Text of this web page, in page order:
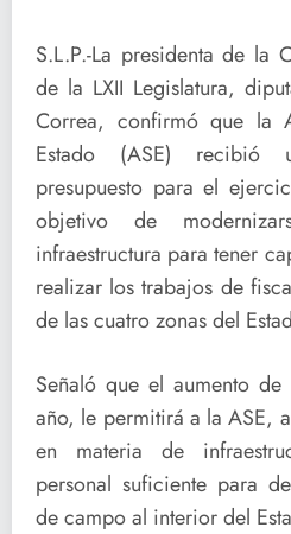
S.L.P.-La presidenta de la
de la LXII Legislatura,
Correa, confirmó que la
Estado (ASE) recibió
presupuesto para el
objetivo de
infraestructura para tener
realizar los trabajos de
de las cuatro zonas del
Señaló que el aumento de
año, le permitirá a la ASE,
en materia de
personal suficiente para
de campo al interior del